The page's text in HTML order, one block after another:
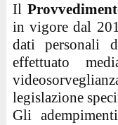
Il
in vigore dal
dati personali
effettuato
legislazione
Gli